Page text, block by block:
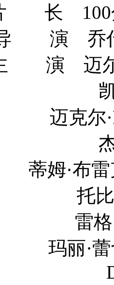
长 100分
演 乔什·
演 迈尔
凯特·
尔·B·乔
杰米·
雷克·尼
比·凯贝
格·E.凯
·蕾切尔